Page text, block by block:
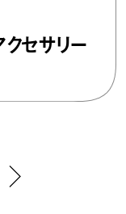
セサリー